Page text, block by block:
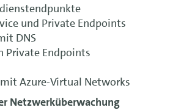
und Private Endpoints
DNS
Private Endpoints
Azure-Virtual Networks
Netzwerküberwachung